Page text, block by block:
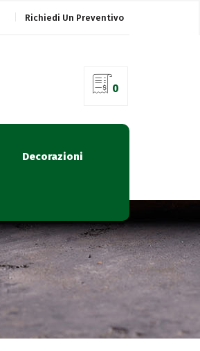
Richiedi Un Preventivo
0
Decorazioni